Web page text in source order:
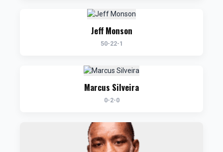
Jeff Monson
50-22-1
Marcus Silveira
0-2-0